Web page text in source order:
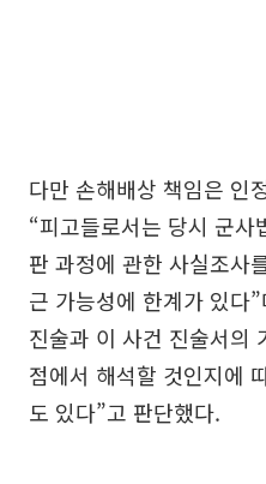
다만 손해배상 책임은 인
“피고들로서는 당시 군사
판 과정에 관한 사실조사
근 가능성에 한계가 있다
진술과 이 사건 진술서의
점에서 해석할 것인지에
도 있다”고 판단했다.